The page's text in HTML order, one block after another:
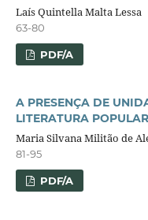
Laís Quintella Malta Lessa
63-80
PDF/A
A PRESENÇA DE
LITERATURA
Maria Silvana Militão de
81-95
PDF/A